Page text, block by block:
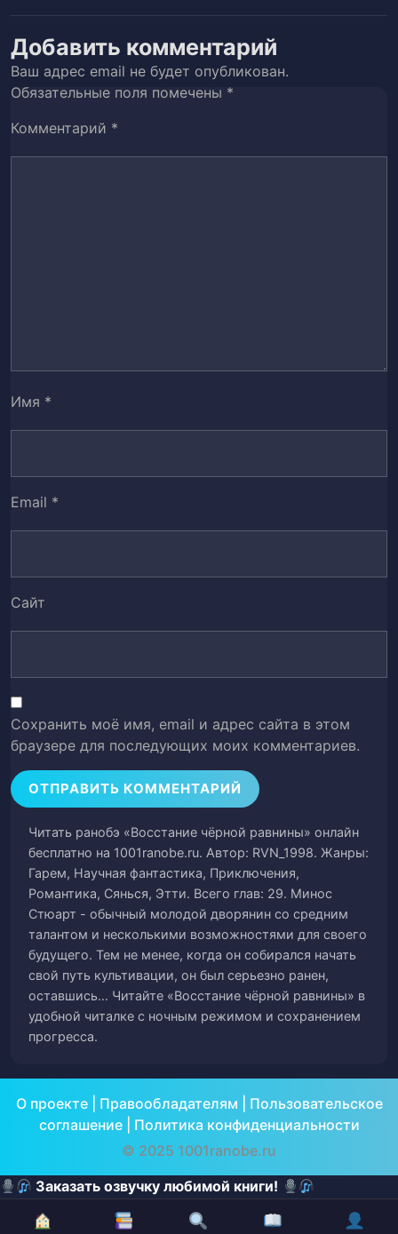
Добавить комментарий
Ваш адрес email не будет опубликован.
Обязательные поля помечены *
Комментарий *
Имя *
Email *
Сайт
Сохранить моё имя, email и адрес сайта в этом
браузере для последующих моих комментариев.
Читать ранобэ «Восстание чёрной равнины» онлайн
бесплатно на 1001ranobe.ru. Автор: RVN_1998. Жанры:
Гарем, Научная фантастика, Приключения,
Романтика, Сянься, Этти. Всего глав: 29. Минос
Стюарт - обычный молодой дворянин со средним
талантом и несколькими возможностями для своего
будущего. Тем не менее, когда он собирался начать
свой путь культивации, он был серьезно ранен,
оставшись… Читайте «Восстание чёрной равнины» в
удобной читалке с ночным режимом и сохранением
прогресса.
О проекте| Правообладателям
Пользовательское
соглашение| Политика конфиденциальности
© 2025 1001ranobe.ru
Заказать озвучку любимой книги!